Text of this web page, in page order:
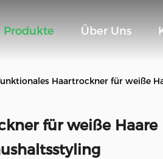
Produkte Über Uns
Haartrockner für weiße
für weiße Haare